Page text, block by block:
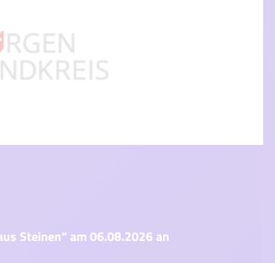
Steinen“ am 06.08.2026 an